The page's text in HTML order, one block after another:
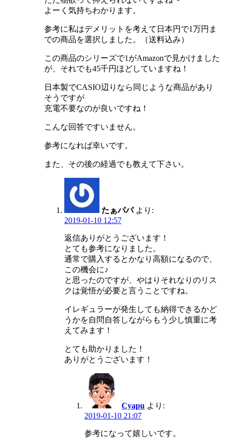
よーく気持ちわかります。
参考に私はデメリットを考えて日本円で1万円ま
での商品を選択しました。（送料込み）
この商品のシリーズで1がAmazonで見かけました
が、それでも45千円ほどしていますね！
日本製でCASIO辺りなら同じような商品があり
そうですが
充電不要なのが良いですね！
こんな回答ですいません。
参考になれば幸いです。
また、その後の経過でも教えて下さい。
たぁパパ より:
2019-01-10 12:57
返信ありがとうございます！
とても参考になりました。
通常で購入するとかなり高額になるので、
この機会に♪
と思ったのですが、やはりそれなりのリス
クは覚悟が必要と言うことですね。
イレギュラーが発生しても納得できるかど
うかを自問自答しながらもう少し慎重に考
えてみます！
とても助かりました！
ありがとうございます！
Cyapu より:
2019-01-10 21:07
参考になって嬉しいです。